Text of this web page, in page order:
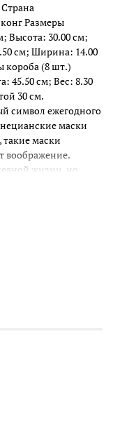
Размеры
Высота: 30.00 см;
см; Ширина: 14.00
короба (8 шт.)
45.50 см; Вес: 8.30
30 см.
символ ежегодного
маски
маски
воображение.
жизни, но
Размеры